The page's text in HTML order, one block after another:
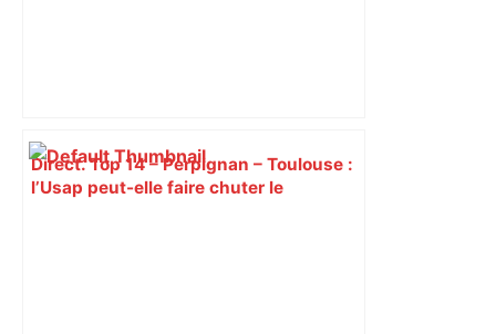
Direct. Top 14 – Perpignan – Toulouse :
l’Usap peut-elle faire chuter le